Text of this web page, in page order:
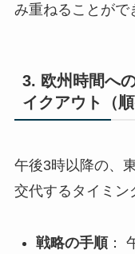
み重ねることがで
3. 欧州時間へ
イクアウト（順
午後3時以降の、
交代するタイミン
戦略の手順：